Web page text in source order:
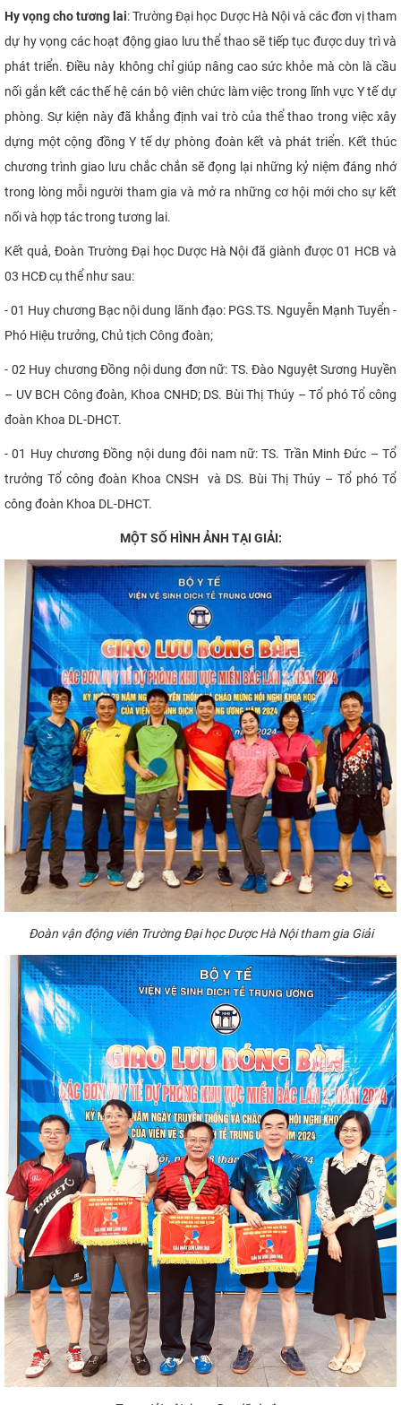
Hy vọng cho tương lai: Trường Đại học Dược Hà Nội và các đơn vị tham
dự hy vọng các hoạt động giao lưu thể thao sẽ tiếp tục được duy trì và
phát triển. Điều này không chỉ giúp nâng cao sức khỏe mà còn là cầu
nối gắn kết các thế hệ cán bộ viên chức làm việc trong lĩnh vực Y tế dự
phòng. Sự kiện này đã khẳng định vai trò của thể thao trong việc xây
dựng một cộng đồng Y tế dự phòng đoàn kết và phát triển. Kết thúc
chương trình giao lưu chắc chắn sẽ đọng lại những kỷ niệm đáng nhớ
trong lòng mỗi người tham gia và mở ra những cơ hội mới cho sự kết
nối và hợp tác trong tương lai.
Kết quả, Đoàn Trường Đại học Dược Hà Nội đã giành được 01 HCB và
03 HCĐ cụ thể như sau:
- 01 Huy chương Bạc nội dung lãnh đạo: PGS.TS. Nguyễn Mạnh Tuyển -
Phó Hiệu trưởng, Chủ tịch Công đoàn;
- 02 Huy chương Đồng nội dung đơn nữ: TS. Đào Nguyệt Sương Huyền
– UV BCH Công đoàn, Khoa CNHD; DS. Bùi Thị Thúy – Tổ phó Tổ công
đoàn Khoa DL-DHCT.
- 01 Huy chương Đồng nội dung đôi nam nữ: TS. Trần Minh Đức – Tổ
trưởng Tổ công đoàn Khoa CNSH và DS. Bùi Thị Thúy – Tổ phó Tổ
công đoàn Khoa DL-DHCT.
MỘT SỐ HÌNH ẢNH TẠI GIẢI:
Đoàn vận động viên Trường Đại học Dược Hà Nội tham gia Giải